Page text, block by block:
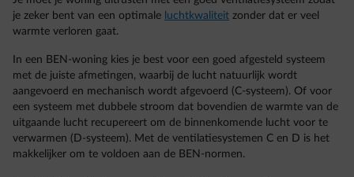
je zeker bent van een optimale luchtkwaliteit zonder dat er veel
warmte verloren gaat.
In een BEN-woning kies je best voor een goed afgesteld systeem
met de juiste afmetingen, waarbij de lucht natuurlijk wordt
aangevoerd en mechanisch wordt afgevoerd (C-systeem). Of voor
een systeem met dubbele stroom dat bovendien de warmte van de
uitgaande lucht recupereert om de binnenkomende lucht voor te
verwarmen (D-systeem). Met de ventilatiesystemen C en D is het
makkelijker om te voldoen aan de BEN-normen.